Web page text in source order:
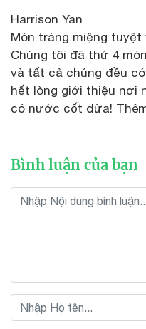
Harrison Yan
Món tráng miệng
Chúng tôi đã thử 4
và tất cả chúng đều
hết lòng giới thiệu nơi
có nước cốt dừa!
Bình luận của bạn